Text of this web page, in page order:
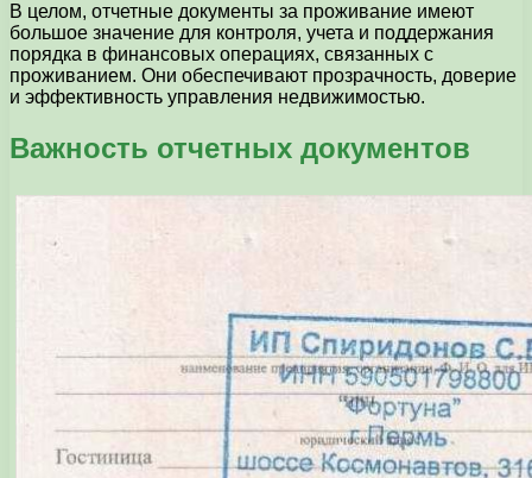
В целом, отчетные документы за проживание имеют
большое значение для контроля, учета и поддержания
порядка в финансовых операциях, связанных с
проживанием. Они обеспечивают прозрачность, доверие
и эффективность управления недвижимостью.
Важность отчетных документов